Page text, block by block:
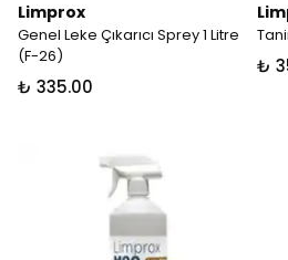
Limprox
Genel Leke Çıkarıcı Sprey 1 Litre
(F-26)
₺ 335.00
₺